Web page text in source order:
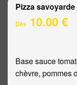
Pizza savoyarde
Dès 10.00 €
Base sauce
chèvre, pommes